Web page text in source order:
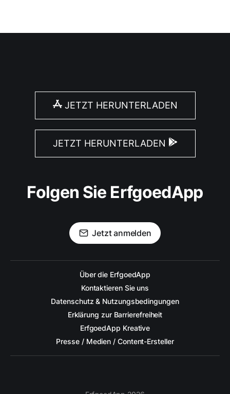
JETZT HERUNTERLADEN
JETZT HERUNTERLADEN
Folgen Sie ErfgoedApp
Jetzt anmelden
Über die ErfgoedApp
Kontaktieren Sie uns
Datenschutz & Nutzungsbedingungen
Erklärung zur Barrierefreiheit
ErfgoedApp Kreative
Presse / Medien / Content-Ersteller